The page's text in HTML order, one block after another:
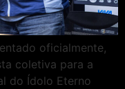
oficialmente,
coletiva para a
do Ídolo Eterno